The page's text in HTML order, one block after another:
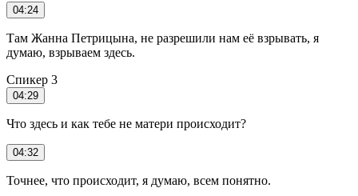
04:24
Там Жанна Петрицына, не разрешили нам её взрывать, я
думаю, взрываем здесь.
Спикер 3
04:29
Что здесь и как тебе не матери происходит?
04:32
Точнее, что происходит, я думаю, всем понятно.